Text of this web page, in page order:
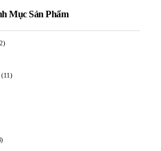
Mục Sản Phẩm
(11)